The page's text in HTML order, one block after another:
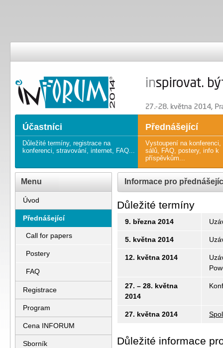
20th annual CONFERENCE
Účastníci
Důležité termíny, registrace na
konferenci, stravování, internet, FAQ...
Přednášející
Vystoupení na
sálů, FAQ, postery, info k
příspěvkům...
Menu
Úvod
Přednášející
Call for papers
Postery
FAQ
Registrace
Program
Cena INFORUM
Sborník
Informace pro
Důležité termíny
9. března 2014
5. května 2014
12. května 2014
27. – 28. května
2014
27. května 2014
Důležité informace